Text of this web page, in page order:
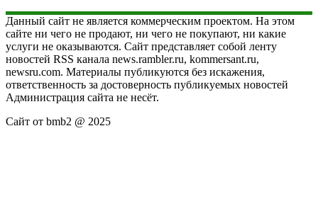
Данный сайт не является коммерческим проектом. На этом
сайте ни чего не продают, ни чего не покупают, ни какие
услуги не оказываются. Сайт представляет собой ленту
новостей RSS канала news.rambler.ru, kommersant.ru,
newsru.com. Материалы публикуются без искажения,
ответственность за достоверность публикуемых новостей
Администрация сайта не несёт.
Сайт от bmb2 @ 2025